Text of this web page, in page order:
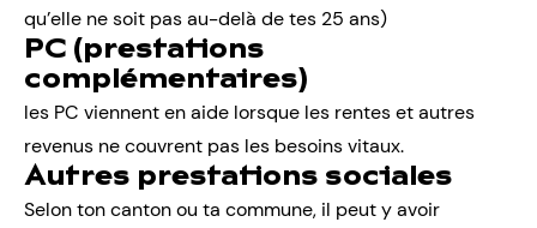
qu’elle ne soit pas au-delà de tes 25 ans)
PC (prestations
complémentaires)
les PC viennent en aide lorsque les rentes et autres
revenus ne couvrent pas les besoins vitaux.
Autres prestations sociales
Selon ton canton ou ta commune, il peut y avoir